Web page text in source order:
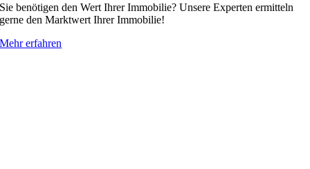
Sie benötigen den Wert Ihrer Immobilie? Unsere Experten ermitteln
gerne den Marktwert Ihrer Immobilie!
Mehr erfahren